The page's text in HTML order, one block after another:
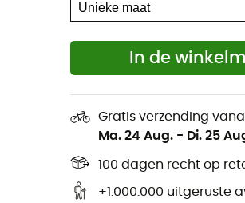
In de
Gratis verzending
Ma. 24 Aug. - Di. 25
100 dagen recht op
+1.000.000 uitgeruste